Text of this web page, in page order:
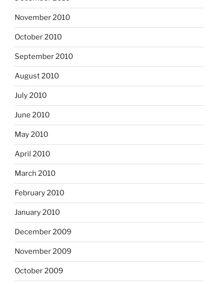
November 2010
October 2010
September 2010
August 2010
July 2010
June 2010
May 2010
April 2010
March 2010
February 2010
January 2010
December 2009
November 2009
October 2009